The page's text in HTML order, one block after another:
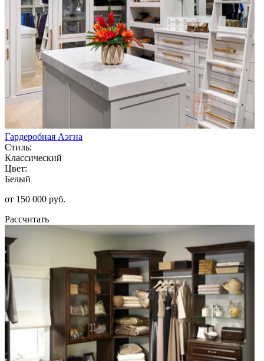
Гардеробная Аэгна
Стиль:
Классический
Цвет:
Белый
от 150 000 руб.
Рассчитать